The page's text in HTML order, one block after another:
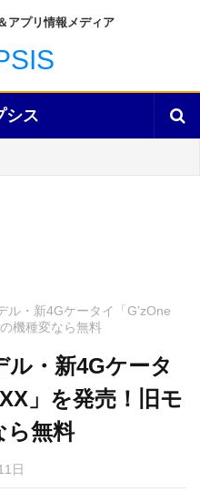
アプリ情報メディア
シス
ル・新4Gケータイ「G’zOne
機種変なら無料
ル・新4Gケータ
」を発売！旧モ
ら無料
日